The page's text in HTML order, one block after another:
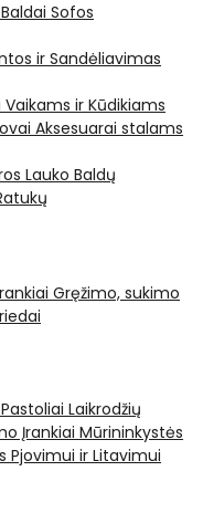
Sofos
ir Sandėliavimas
Vaikams ir Kūdikiams
Aksesuarai stalams
Lauko Baldų
Gręžimo, sukimo
Laikrodžių
Įrankiai Mūrininkystės
Pjovimui ir Litavimui